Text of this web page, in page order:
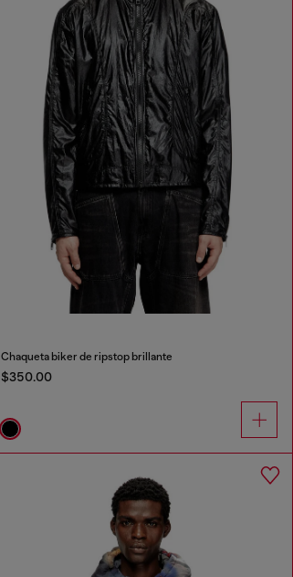
Chaqueta biker de ripstop brillante
$350.00